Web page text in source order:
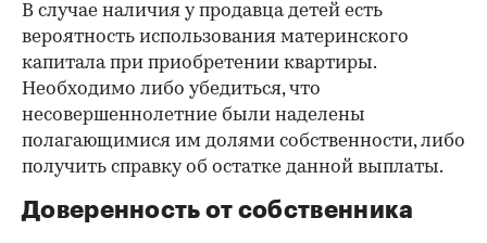
В случае наличия у продавца детей есть
вероятность использования материнского
капитала при приобретении квартиры.
Необходимо либо убедиться, что
несовершеннолетние были наделены
полагающимися им долями собственности, либо
получить справку об остатке данной выплаты.
Доверенность от собственника